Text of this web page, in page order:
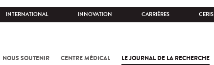
INTERNATIONAL INNOVATION CARRIÈRES CERIS
NOUS SOUTENIR CENTRE MÉDICAL LE JOURNAL DE LA RECHERCHE